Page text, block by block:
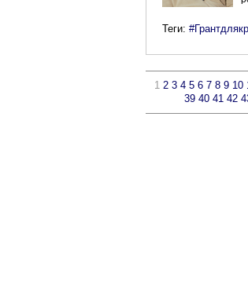
Теги:
1 2 3 4 5 6 7 8 9 10
39 40 41 42